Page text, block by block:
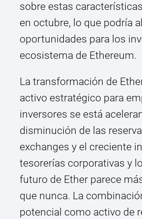
sobre estas
en octubre, lo que podría
oportunidades para los
ecosistema de Ethereum.
La transformación de
activo estratégico para
inversores se está
disminución de las
exchanges y el creciente
tesorerías corporativas y
futuro de Ether parece
que nunca. La
potencial como activo de